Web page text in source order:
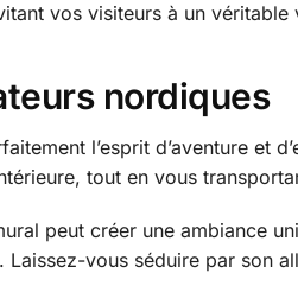
vos visiteurs à un véritable
nordiques
l’esprit d’aventure et
tout en vous
peut créer une ambiance
vous séduire par son